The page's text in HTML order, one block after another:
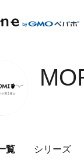
覧 シリーズ